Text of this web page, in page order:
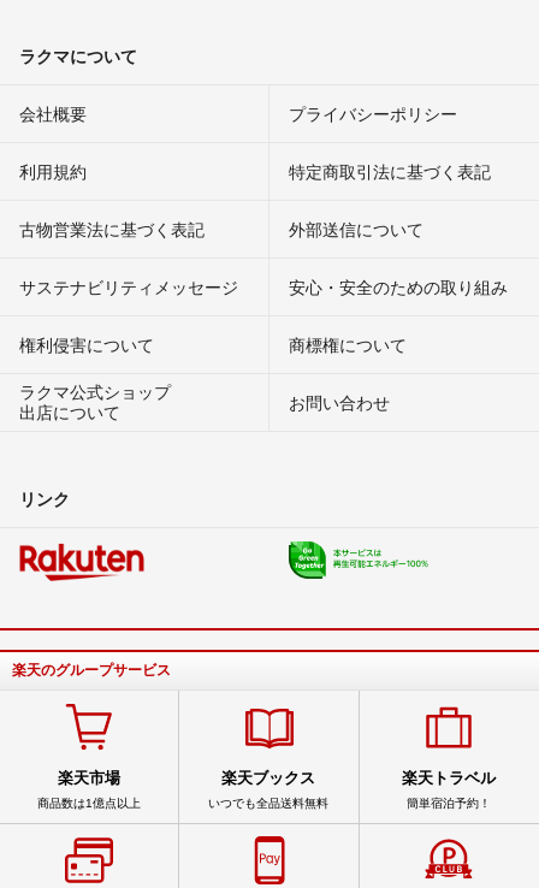
ラクマについて
会社概要 プライバシーポリシー
利用規約 特定商取引法に基づく表記
古物営業法に基づく表記 外部送信について
サステナビリティメッセージ 安心・安全のための取り組み
権利侵害について
商標権について
ラクマ公式ショップ
出店について
お問い合わせ
リンク
楽天のグループサービス
楽天市場
商品数は1億点以上
楽天ブックス
いつでも全品送料無料
楽天トラベル
簡単宿泊予約！